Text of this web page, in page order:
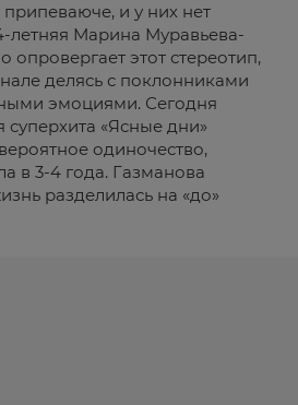
и у них нет
летняя Марина Муравьева-
опровергает этот стереотип,
делясь с поклонниками
эмоциями. Сегодня
суперхита «Ясные дни»
одиночество,
в 3-4 года. Газманова
разделилась на «до»